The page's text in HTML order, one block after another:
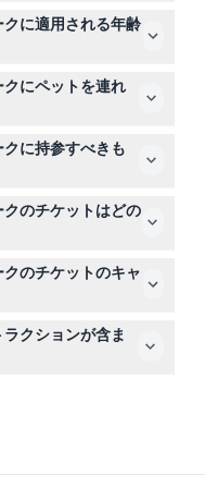
は毎日午前10時から
初旬から10月中旬
変更される場合があ
。
に適用される年齢
き、カテゴリー1の
。身長90cmから
ラクションに制限
はすべての施設を
にペットを連れ
要であり、必要に応
する権利を有しま
に持参すべきも
ください。タオルや
ん。また、園内では現
済手段を利用するこ
での支払いとなりま
のチケットはどの
ン予約が可能で、空
ます。
のチケットのキャ
ませんので、予約前
ください。
クションが含ま